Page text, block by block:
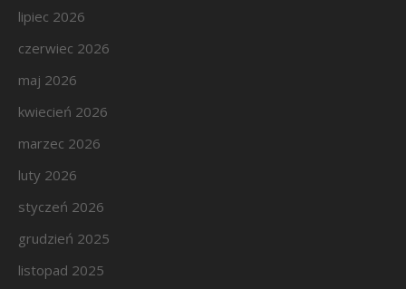
lipiec 2026
czerwiec 2026
maj 2026
kwiecień 2026
marzec 2026
luty 2026
styczeń 2026
grudzień 2025
listopad 2025